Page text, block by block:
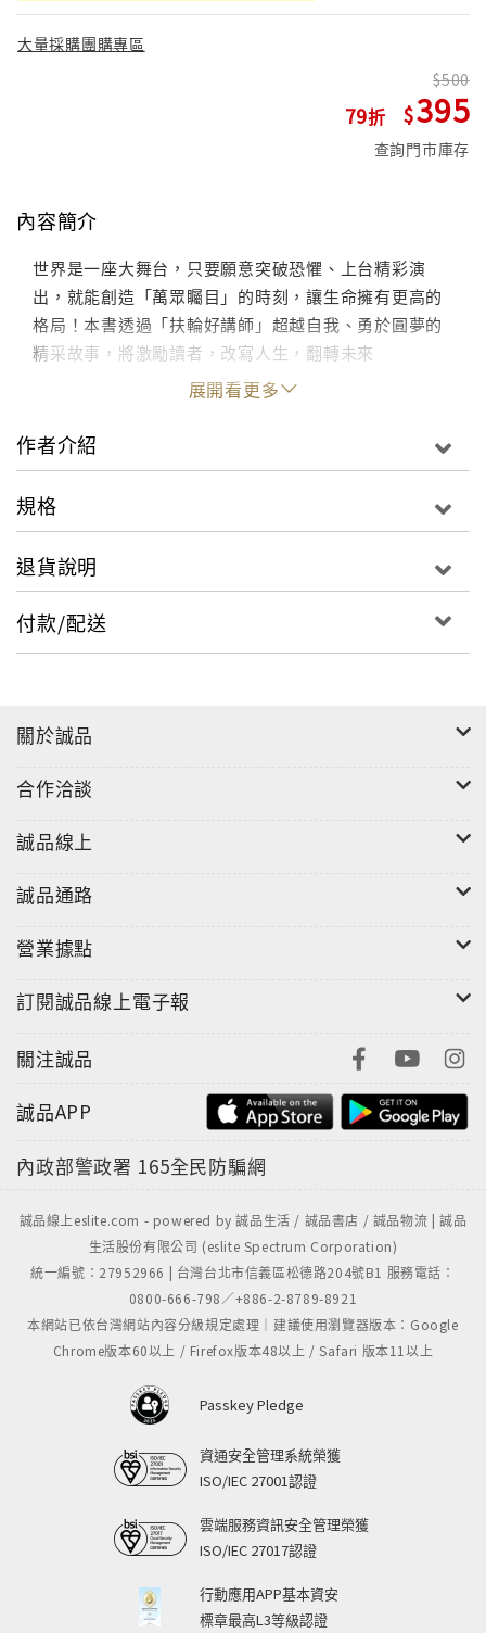
大量採購團購專區
79
500
395
查詢門市庫存
內容簡介
世界是一座大舞台，只要願意突破恐懼、上台精彩演
出，就能創造「萬眾矚目」的時刻，讓生命擁有更高的
格局！本書透過「扶輪好講師」超越自我、勇於圓夢的
精采故事，將激勵讀者，改寫人生，翻轉未來
展開看更多
作者介紹
規格
退貨說明
付款/配送
關於誠品
合作洽談
誠品線上
誠品通路
營業據點
訂閱誠品線上電子報
關注誠品
誠品APP
內政部警政署 165全民防騙網
誠品線上eslite.com - powered by 誠品生活 / 誠品書店 / 誠品物流 | 誠品
生活股份有限公司 (eslite Spectrum Corporation)
統一編號：27952966 | 台灣台北市信義區松德路204號B1 服務電話：
0800-666-798／+886-2-8789-8921
本網站已依台灣網站內容分級規定處理｜建議使用瀏覽器版本：Google
Chrome版本60以上 / Firefox版本48以上 / Safari 版本11以上
Passkey Pledge
資通安全管理系統榮獲
ISO/IEC 27001認證
雲端服務資訊安全管理榮獲
ISO/IEC 27017認證
行動應用APP基本資安
標章最高L3等級認證